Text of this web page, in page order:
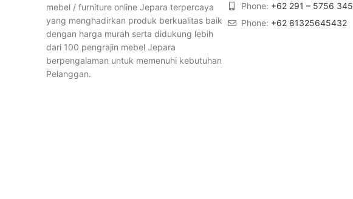
mebel / furniture online Jepara terpercaya
yang menghadirkan produk berkualitas baik
dengan harga murah serta didukung lebih
dari 100 pengrajin mebel Jepara
berpengalaman untuk memenuhi kebutuhan
Pelanggan.
Phone: +62 291 – 5756 345
Phone: +62 81325645432